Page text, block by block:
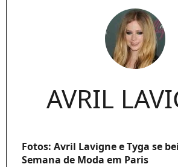
AVRIL
Fotos: Avril Lavigne e Tyga se
Semana de Moda em Paris